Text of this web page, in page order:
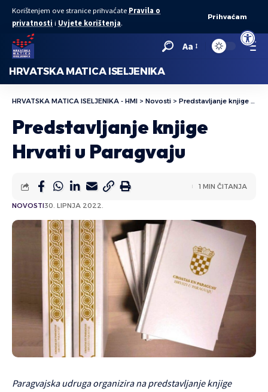
Open
Korištenjem ove stranice prihvaćate Pravila o
privatnosti i Uvjete korištenja.
Prihvaćam
Aa
HRVATSKA MATICA ISELJENIKA
HRVATSKA MATICA ISELJENIKA - HMI > Novosti > Predstavljanje knjige Hrvati u Paragvaju
Predstavljanje knjige
Hrvati u Paragvaju
NOVOSTI30. LIPNJA 2022.
1 MIN ČITANJA
Paragvajska udruga organizira na predstavljanje knjige